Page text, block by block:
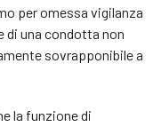
per omessa vigilanza
di una condotta non
sovrapponibile a
la funzione di